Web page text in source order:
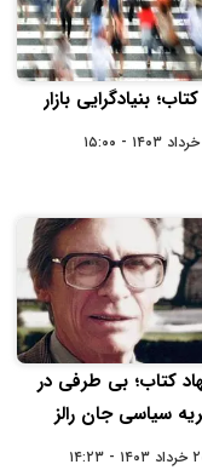
بنیادگرایی بازار
کتاب؛ بی طرفی در
سیاسی جان رالز
- ۱۴:۲۳